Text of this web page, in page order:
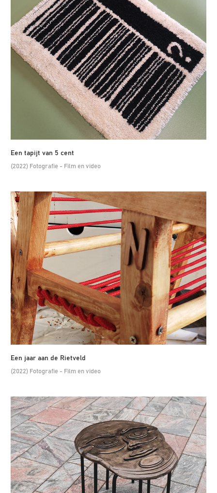
Een tapijt van 5 cent
(2022) Fotografie - Film en video
Een jaar aan de Rietveld
(2022) Fotografie - Film en video